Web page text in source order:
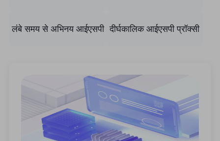
लंबे समय से अभिनय आईएसपी दीर्घकालिक आईएसपी प्रॉक्सी